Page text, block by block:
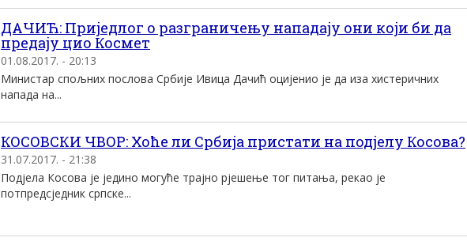
ДАЧИЋ: Приједлог о разграничењу нападају они који би да
предају цио Космет
01.08.2017. - 20:13
Министар спољних послова Србије Ивица Дачић оцијенио је да иза хистеричних
напада на...
КОСОВСКИ ЧВОР: Хоће ли Србија пристати на подјелу Косова?
31.07.2017. - 21:38
Подјела Косова је једино могуће трајно рјешење тог питања, рекао је
потпредсједник српске...